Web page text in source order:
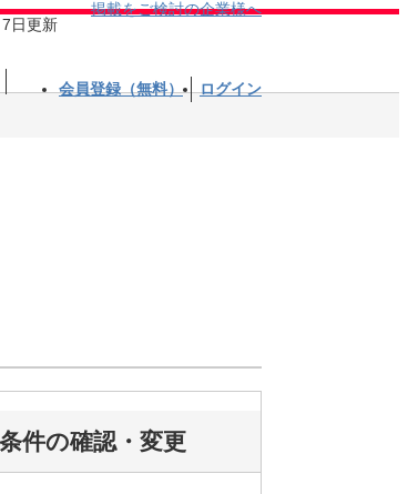
日更新
掲載をご検討の企業様へ
会員登録（無料） ログイン
件の確認・変更